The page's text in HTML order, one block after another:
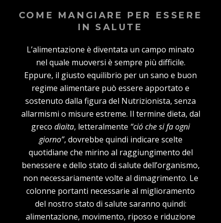
COME MANGIARE PER ESSERE
IN SALUTE
L’alimentazione è diventata un campo minato
nel quale muoversi è sempre più difficile.
Eppure, il giusto equilibrio per un sano e buon
regime alimentare può essere apportato e
sostenuto dalla figura del Nutrizionista, senza
allarmismi o misure estreme. Il termine dieta, dal
greco dìaita, letteralmente “ció che si fa ogni
giorno”, dovrebbe quindi indicare scelte
quotidiane che mirino al raggiungimento del
benessere e dello stato di salute dell’organismo,
non necessariamente volte al dimagrimento. Le
colonne portanti necessarie al miglioramento
del nostro stato di salute saranno quindi:
alimentazione, movimento, riposo e riduzione